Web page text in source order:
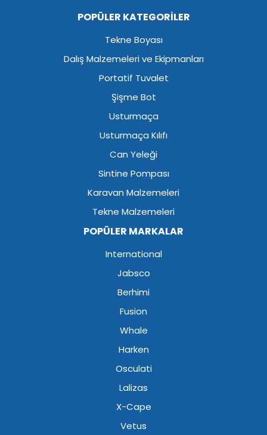
POPÜLER KATEGORİLER
Tekne Boyası
Dalış Malzemeleri ve Ekipmanları
Portatif Tuvalet
Şişme Bot
Usturmaça
Usturmaça Kılıfı
Can Yeleği
Sintine Pompası
Karavan Malzemeleri
Tekne Malzemeleri
POPÜLER MARKALAR
International
Jabsco
Berhimi
Fusion
Whale
Harken
Osculati
Lalizas
X-Cape
Vetus